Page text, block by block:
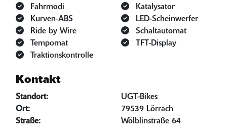
Fahrmodi
Katalysator
Kurven-ABS
LED-Scheinwerfer
Ride by Wire
Schaltautomat
Tempomat
TFT-Display
Traktionskontrolle
Kontakt
Standort:
UGT-Bikes
Ort:
79539 Lörrach
Straße:
Wölblinstraße 64